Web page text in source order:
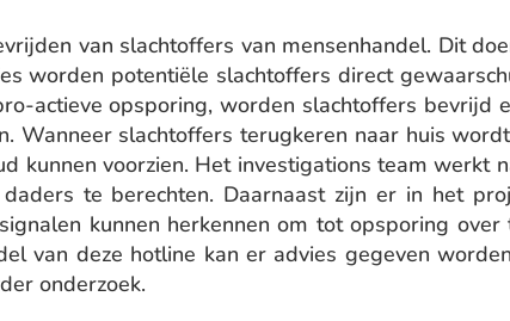
van slachtoffers van mensenhandel. Dit
worden potentiële slachtoffers direct
actieve opsporing, worden slachtoffers bevrijd
slachtoffers terugkeren naar huis
kunnen voorzien. Het investigations team werkt
te berechten. Daarnaast zijn er in het
kunnen herkennen om tot opsporing
van deze hotline kan er advies gegeven
onderzoek.